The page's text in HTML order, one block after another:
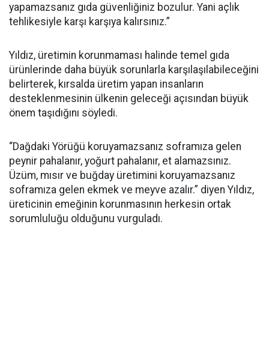
yapamazsanız gıda güvenliğiniz bozulur. Yani açlık
tehlikesiyle karşı karşıya kalırsınız.”
Yıldız, üretimin korunmaması halinde temel gıda
ürünlerinde daha büyük sorunlarla karşılaşılabileceğini
belirterek, kırsalda üretim yapan insanların
desteklenmesinin ülkenin geleceği açısından büyük
önem taşıdığını söyledi.
“Dağdaki Yörüğü koruyamazsanız soframıza gelen
peynir pahalanır, yoğurt pahalanır, et alamazsınız.
Üzüm, mısır ve buğday üretimini koruyamazsanız
soframıza gelen ekmek ve meyve azalır.” diyen Yıldız,
üreticinin emeğinin korunmasının herkesin ortak
sorumluluğu olduğunu vurguladı.